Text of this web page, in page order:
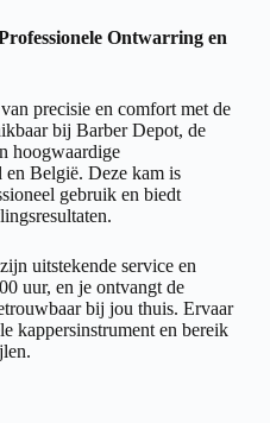
Ontwarring en
precisie en comfort met de
bij Barber Depot, de
hoogwaardige
en België. Deze kam is
gebruik en biedt
uitstekende service en
uur, en je ontvangt de
bij jou thuis. Ervaar
kappersinstrument en bereik